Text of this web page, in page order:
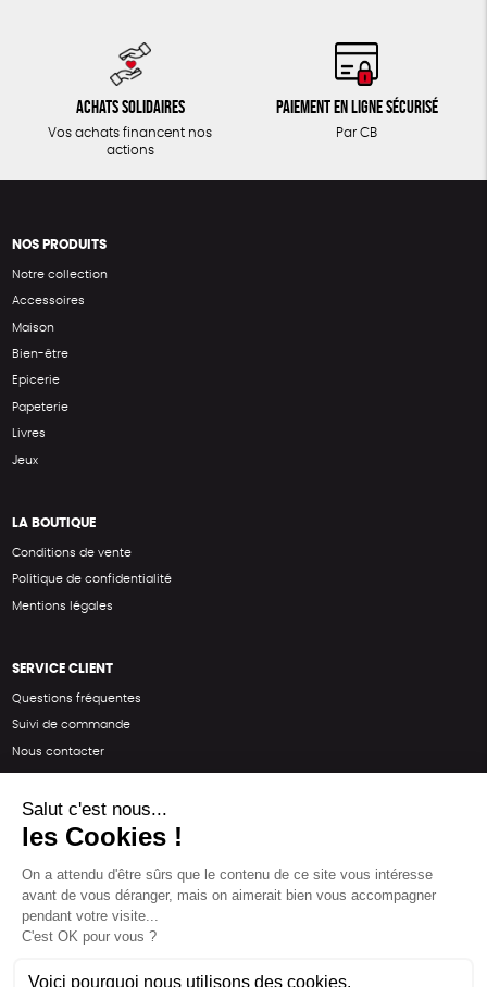
Achats solidaires
Vos achats financent nos
actions
Paiement en ligne sécurisé
Par CB
NOS PRODUITS
Notre collection
Accessoires
Maison
Bien-être
Epicerie
Papeterie
Livres
Jeux
LA BOUTIQUE
Conditions de vente
Politique de confidentialité
Mentions légales
SERVICE CLIENT
Questions fréquentes
Suivi de commande
Nous contacter
SUIVEZ-NOUS